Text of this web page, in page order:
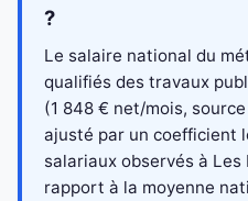
?
Le salaire national du
qualifiés des travaux
(1 848 € net/mois,
ajusté par un coefficient
salariaux observés à
rapport à la moyenne